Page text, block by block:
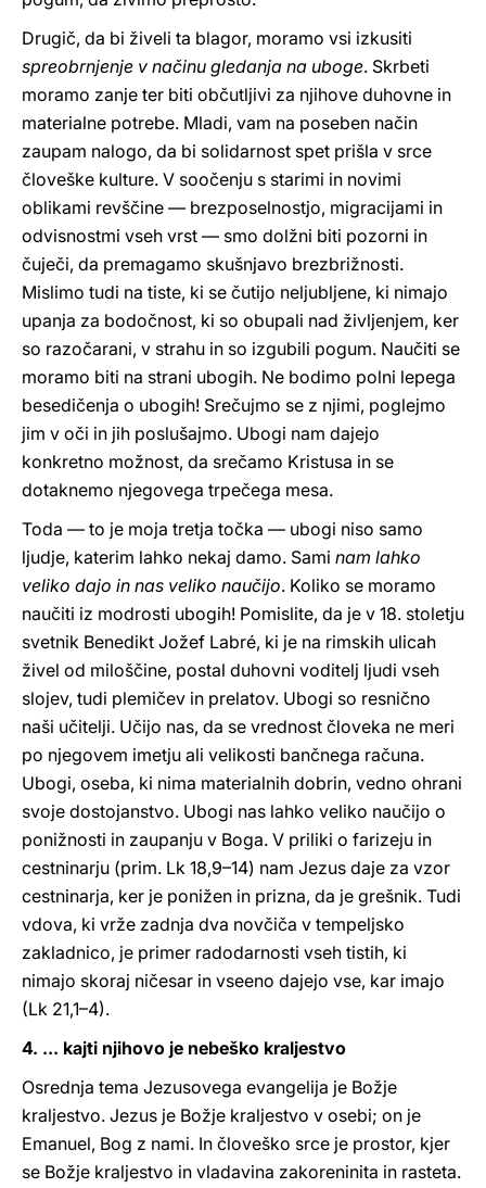
Drugič, da bi živeli ta blagor, moramo vsi izkusiti
spreobrnjenje v načinu gledanja na uboge. Skrbeti
moramo zanje ter biti občutljivi za njihove duhovne in
materialne potrebe. Mladi, vam na poseben način
zaupam nalogo, da bi solidarnost spet prišla v srce
človeške kulture. V soočenju s starimi in novimi
oblikami revščine — brezposelnostjo, migracijami in
odvisnostmi vseh vrst — smo dolžni biti pozorni in
čuječi, da premagamo skušnjavo brezbrižnosti.
Mislimo tudi na tiste, ki se čutijo neljubljene, ki nimajo
upanja za bodočnost, ki so obupali nad življenjem, ker
so razočarani, v strahu in so izgubili pogum. Naučiti se
moramo biti na strani ubogih. Ne bodimo polni lepega
besedičenja o ubogih! Srečujmo se z njimi, poglejmo
jim v oči in jih poslušajmo. Ubogi nam dajejo
konkretno možnost, da srečamo Kristusa in se
dotaknemo njegovega trpečega mesa.
Toda — to je moja tretja točka — ubogi niso samo
ljudje, katerim lahko nekaj damo. Sami nam lahko
veliko dajo in nas veliko naučijo. Koliko se moramo
naučiti iz modrosti ubogih! Pomislite, da je v 18. stoletju
svetnik Benedikt Jožef Labré, ki je na rimskih ulicah
živel od miloščine, postal duhovni voditelj ljudi vseh
slojev, tudi plemičev in prelatov. Ubogi so resnično
naši učitelji. Učijo nas, da se vrednost človeka ne meri
po njegovem imetju ali velikosti bančnega računa.
Ubogi, oseba, ki nima materialnih dobrin, vedno ohrani
svoje dostojanstvo. Ubogi nas lahko veliko naučijo o
ponižnosti in zaupanju v Boga. V priliki o farizeju in
cestninarju (prim. Lk 18,9–14) nam Jezus daje za vzor
cestninarja, ker je ponižen in prizna, da je grešnik. Tudi
vdova, ki vrže zadnja dva novčiča v tempeljsko
zakladnico, je primer radodarnosti vseh tistih, ki
nimajo skoraj ničesar in vseeno dajejo vse, kar imajo
(Lk 21,1–4).
4. ... kajti njihovo je nebeško kraljestvo
Osrednja tema Jezusovega evangelija je Božje
kraljestvo. Jezus je Božje kraljestvo v osebi; on je
Emanuel, Bog z nami. In človeško srce je prostor, kjer
se Božje kraljestvo in vladavina zakoreninita in rasteta.